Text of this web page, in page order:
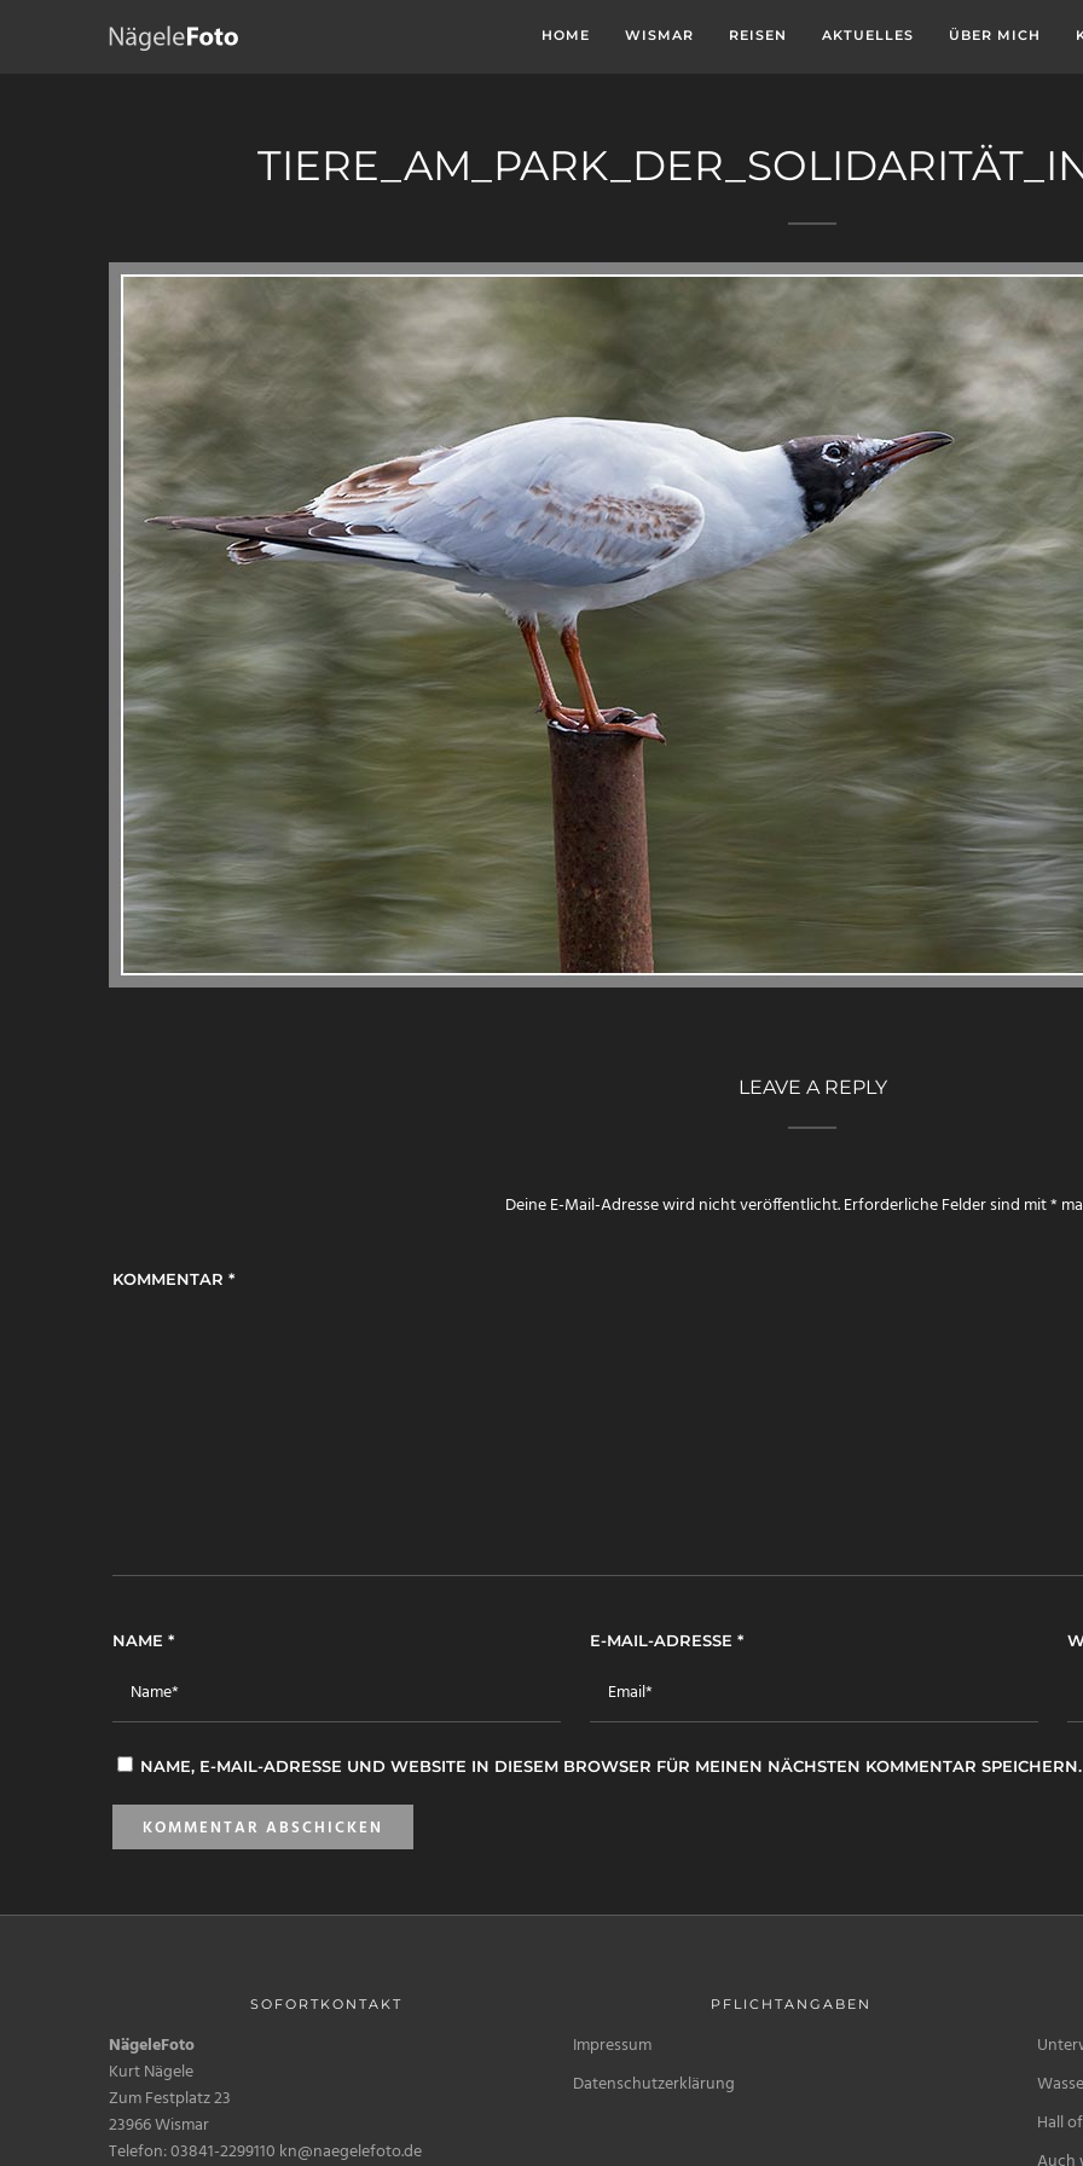
HOME WISMAR REISEN AKTUELLES ÜBER MICH
LEAVE A REPLY
Deine E-Mail-Adresse wird nicht veröffentlicht.Erforderliche Felder sind mit*
KOMMENTAR *
NAME * E-MAIL-ADRESSE *
NAME, E-MAIL-ADRESSE UND WEBSITE IN DIESEM BROWSER FÜR MEINEN NÄCHSTEN KOMMENTAR SPEICHERN.
SOFORTKONTAKT
NägeleFoto
Kurt Nägele
Zum Festplatz 23
23966 Wismar
Telefon: 03841-2299110 kn@naegelefoto.de
PFLICHTANGABEN
Impressum
Datenschutzerklärung
Hall